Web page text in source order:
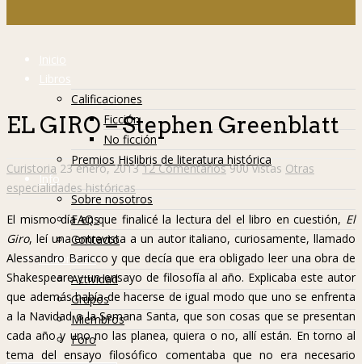
Inicio
Libros
Calificaciones
Ficción
No ficción
Premios Hislibris de literatura histórica
Info
Sobre nosotros
FAQs
Contacto
Hislibreños
Actividad
Grupos
Miembros
Foro
EL GIRO – Stephen Greenblatt
Curistoria 23 enero, 2013 12 Comentarios 900 vistas Otras
especialidades históricas
El mismo día en que finalicé la lectura del el libro en cuestión, El
Giro, leí una entrevista a un autor italiano, curiosamente, llamado
Alessandro Baricco y que decía que era obligado leer una obra de
Shakespeare y un ensayo de filosofía al año. Explicaba este autor
que además había de hacerse de igual modo que uno se enfrenta
a la Navidad o la Semana Santa, que son cosas que se presentan
cada año y uno no las planea, quiera o no, allí están. En torno al
tema del ensayo filosófico comentaba que no era necesario